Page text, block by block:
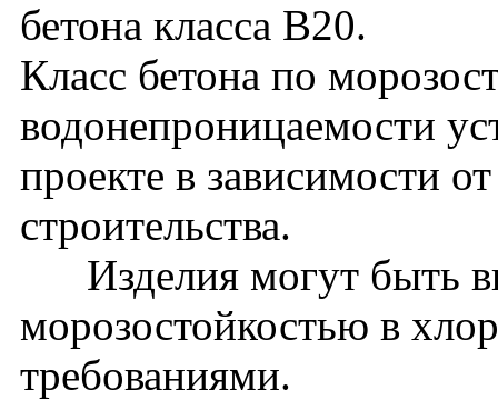
бетона класса В20.
Класс бетона по
водонепроницаемости
проекте в зависимости
строительства.
Изделия могут быть
морозостойкостью в
требованиями.